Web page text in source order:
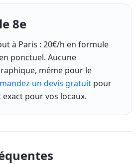
8e
à Paris : 20€/h en formule
ponctuel. Aucune
même pour le
un devis gratuit pour
pour vos locaux.